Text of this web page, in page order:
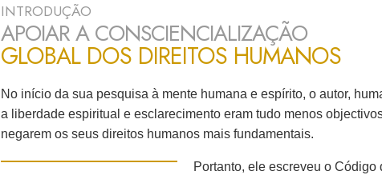
INTRODUÇÃO
APOIAR A CONSCIENCIALIZAÇÃO
GLOBAL DOS DIREITOS HUMANOS
No início da sua pesquisa à mente humana e espírito, o autor,
a liberdade espiritual e esclarecimento eram tudo menos
negarem os seus direitos humanos mais fundamentais.
Portanto, ele escreveu o